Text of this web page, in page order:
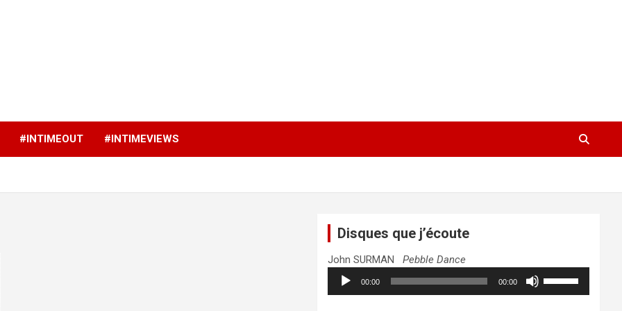
#INTIMEOUT #INTIMEVIEWS
Disques que j’écoute
John SURMANPebble Dance
Lecteur
audio
00:00 00:00